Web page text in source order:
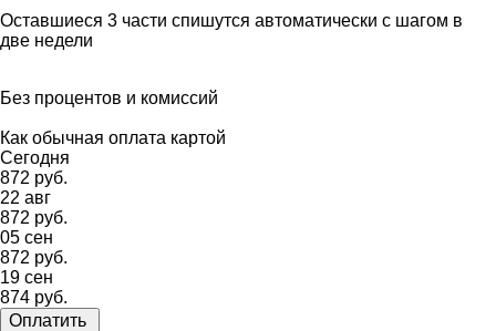
Оставшиеся 3 части спишутся автоматически с шагом в
две недели
Без процентов и комиссий
Как обычная оплата картой
Сегодня
872 руб.
22 авг
872 руб.
05 сен
872 руб.
19 сен
874 руб.
Оплатить